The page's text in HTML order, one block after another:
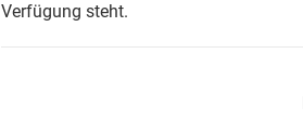
Verfügung steht.